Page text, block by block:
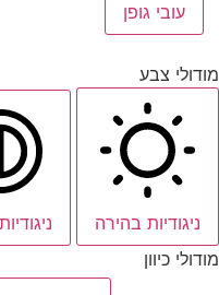
עובי גופן
מודולי צבע
ניגודיות בהירה
מודולי כיוון